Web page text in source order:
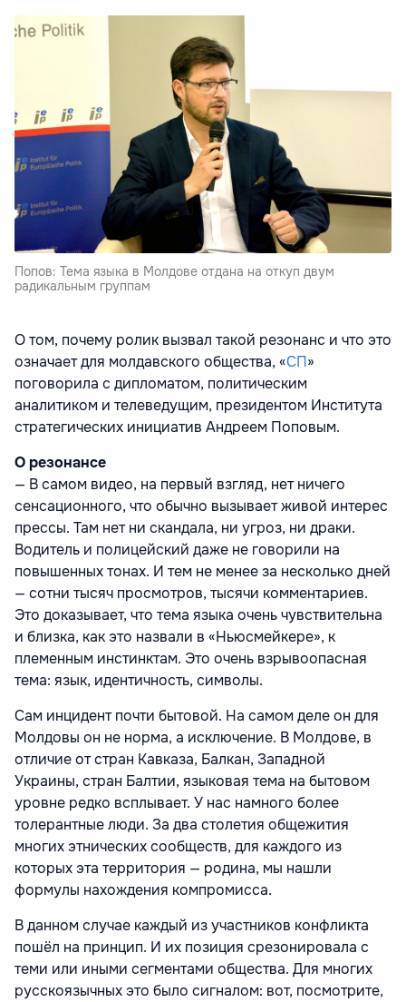
Попов: Тема языка в Молдове отдана на откуп двум
радикальным группам
О том, почему ролик вызвал такой резонанс и что это
означает для молдавского общества, «СП»
поговорила с дипломатом, политическим
аналитиком и телеведущим, президентом Института
стратегических инициатив Андреем Поповым.
О резонансе
— В самом видео, на первый взгляд, нет ничего
сенсационного, что обычно вызывает живой интерес
прессы. Там нет ни скандала, ни угроз, ни драки.
Водитель и полицейский даже не говорили на
повышенных тонах. И тем не менее за несколько дней
— сотни тысяч просмотров, тысячи комментариев.
Это доказывает, что тема языка очень чувствительна
и близка, как это назвали в «Ньюсмейкере», к
племенным инстинктам. Это очень взрывоопасная
тема: язык, идентичность, символы.
Сам инцидент почти бытовой. На самом деле он для
Молдовы он не норма, а исключение. В Молдове, в
отличие от стран Кавказа, Балкан, Западной
Украины, стран Балтии, языковая тема на бытовом
уровне редко всплывает. У нас намного более
толерантные люди. За два столетия общежития
многих этнических сообществ, для каждого из
которых эта территория — родина, мы нашли
формулы нахождения компромисса.
В данном случае каждый из участников конфликта
пошёл на принцип. И их позиция срезонировала с
теми или иными сегментами общества. Для многих
русскоязычных это было сигналом: вот, посмотрите,